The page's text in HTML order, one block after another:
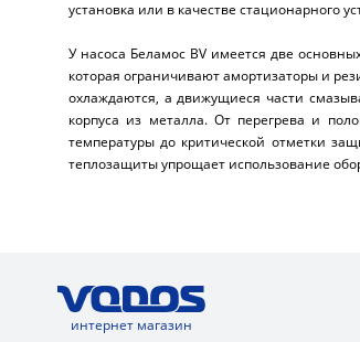
установка или в качестве стационарного
У насоса Беламос BV имеется две
которая ограничивают амортизаторы и
охлаждаются, а движущиеся части
корпуса из металла. От перегрева и
температуры до критической отметки
теплозащиты упрощает использование
интернет магазин